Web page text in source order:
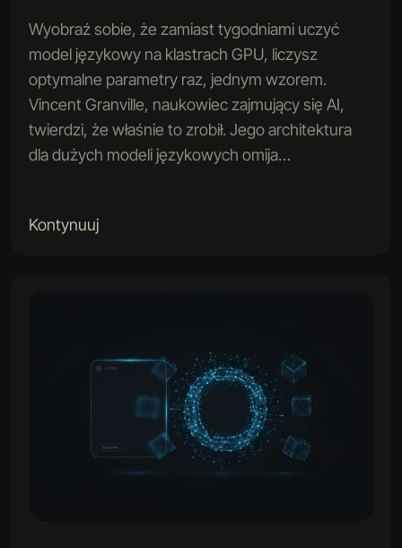
Wyobraź sobie, że zamiast tygodniami uczyć
model językowy na klastrach GPU, liczysz
optymalne parametry raz, jednym wzorem.
Vincent Granville, naukowiec zajmujący się AI,
twierdzi, że właśnie to zrobił. Jego architektura
dla dużych modeli językowych omija…
Kontynuuj